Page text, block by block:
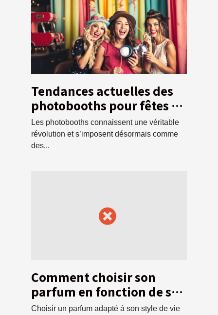
Tendances actuelles des
photobooths pour fêtes et
événements
Les photobooths connaissent une véritable
révolution et s’imposent désormais comme
des...
Comment choisir son
parfum en fonction de son
style de vie ?
Choisir un parfum adapté à son style de vie